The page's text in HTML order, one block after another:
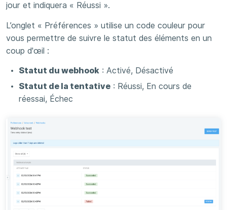
jour et indiquera « Réussi ».
L’onglet « Préférences » utilise un code couleur pour
vous permettre de suivre le statut des éléments en un
coup d'œil :
Statut du webhook : Activé, Désactivé
Statut de la tentative : Réussi, En cours de
réessai, Échec